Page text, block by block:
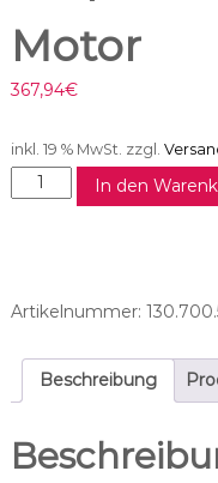
Motor
367,94€
inkl. 19 % MwSt. zzgl.
o
s
a
c
In den
Artikelnummer:
Beschreibung